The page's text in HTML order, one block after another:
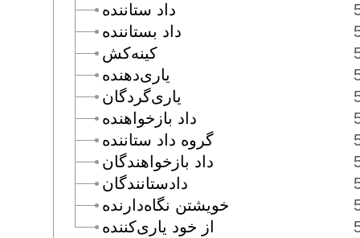
داد ستاننده
داد بستاننده
كينه‌كش
يارى‌دهنده
يارى‌گردگان
داد بازخواهنده
گروه داد ستاننده
داد بازخواهندگان
دادستانندگان
خويشتن نگاه‌دارنده
از خود يارى‌كننده